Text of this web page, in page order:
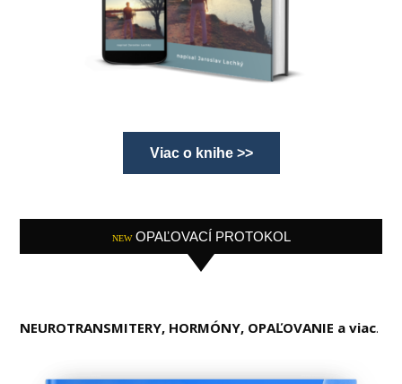
Viac o knihe >>
NEW OPAĽOVACÍ PROTOKOL
NEUROTRANSMITERY, HORMÓNY, OPAĽOVANIE a viac.